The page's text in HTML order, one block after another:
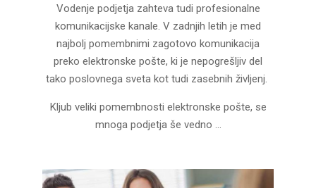
Vodenje podjetja zahteva tudi profesionalne
komunikacijske kanale. V zadnjih letih je med
najbolj pomembnimi zagotovo komunikacija
preko elektronske pošte, ki je nepogrešljiv del
tako poslovnega sveta kot tudi zasebnih življenj.
Kljub veliki pomembnosti elektronske pošte, se
mnoga podjetja še vedno …